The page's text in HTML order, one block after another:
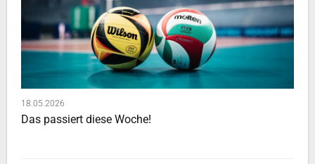
18.05.2026
Das passiert diese Woche!